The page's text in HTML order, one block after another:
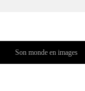
Son monde en images